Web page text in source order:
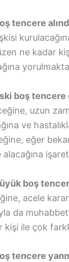
tencere
ne kadar
boş tencere
uzun
ve
eğer
boş
acele
da
kişi ile çok
tencere